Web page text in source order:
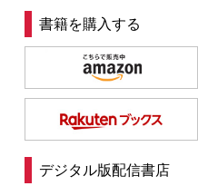
書籍を購入する
デジタル版配信書店